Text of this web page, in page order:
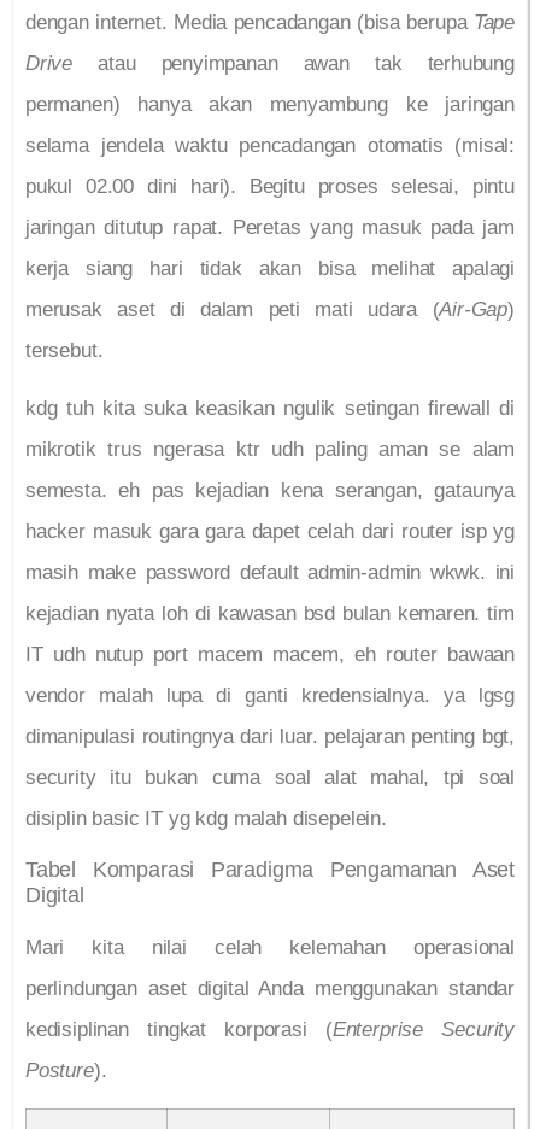
dengan internet. Media pencadangan (bisa berupa Tape
Drive atau penyimpanan awan tak terhubung
permanen) hanya akan menyambung ke jaringan
selama jendela waktu pencadangan otomatis (misal:
pukul 02.00 dini hari). Begitu proses selesai, pintu
jaringan ditutup rapat. Peretas yang masuk pada jam
kerja siang hari tidak akan bisa melihat apalagi
merusak aset di dalam peti mati udara (Air-Gap)
tersebut.
kdg tuh kita suka keasikan ngulik setingan firewall di
mikrotik trus ngerasa ktr udh paling aman se alam
semesta. eh pas kejadian kena serangan, gataunya
hacker masuk gara gara dapet celah dari router isp yg
masih make password default admin-admin wkwk. ini
kejadian nyata loh di kawasan bsd bulan kemaren. tim
IT udh nutup port macem macem, eh router bawaan
vendor malah lupa di ganti kredensialnya. ya lgsg
dimanipulasi routingnya dari luar. pelajaran penting bgt,
security itu bukan cuma soal alat mahal, tpi soal
disiplin basic IT yg kdg malah disepelein.
Tabel Komparasi Paradigma Pengamanan Aset
Digital
Mari kita nilai celah kelemahan operasional
perlindungan aset digital Anda menggunakan standar
kedisiplinan tingkat korporasi (Enterprise Security
Posture).